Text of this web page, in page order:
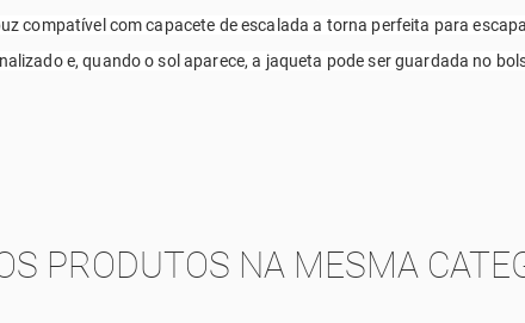
compatível com capacete de escalada a torna perfeita para
e, quando o sol aparece, a jaqueta pode ser guardada no
PRODUTOS NA MESMA